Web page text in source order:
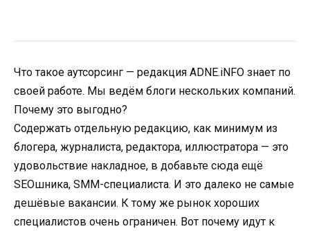
Что такое аутсорсинг — редакция ADNE.iNFO знает по
своей работе. Мы ведём блоги нескольких компаний.
Почему это выгодно?
Содержать отдельную редакцию, как минимум из
блогера, журналиста, редактора, иллюстратора — это
удовольствие накладное, в добавьте сюда ещё
SEOшника, SMM-специалиста. И это далеко не самые
дешёвые вакансии. К тому же рынок хороших
специалистов очень ограничен. Вот почему идут к